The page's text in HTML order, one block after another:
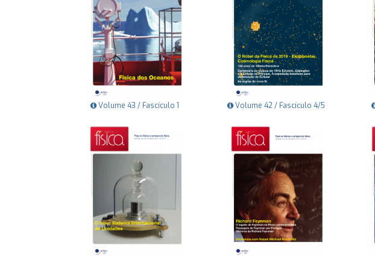
Volume 43 / Fascículo 1 Volume 42 / Fascículo 4/5